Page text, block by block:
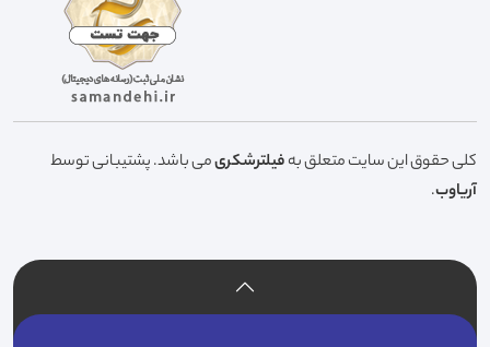
کلی حقوق این سایت متعلق بهفیلترشکریمی باشد. پشتیبانی توسط
آریاوب.